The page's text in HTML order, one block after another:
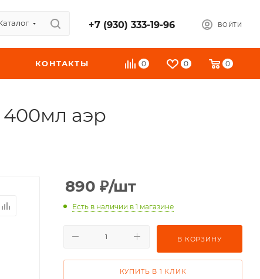
+7 (930) 333-19-96 ВОЙТИ
0 0 0
КОНТАКТЫ
аэр
890 ₽/шт
Есть в наличии в 1 магазине
В КОРЗИНУ
КУПИТЬ В 1 КЛИК